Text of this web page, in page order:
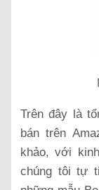
Trên đây là
bán trên
khảo, với
chúng tôi tự